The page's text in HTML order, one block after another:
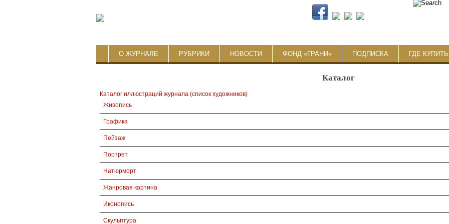
О ЖУРНАЛЕ РУБРИКИ НОВОСТИ ФОНД «ГРАНИ» ПОДПИСКА ГДЕ
Каталог
Каталог иллюстраций журнала (список художников)
Живопись
Графика
Пейзаж
Портрет
Натюрморт
Жанровая картина
Иконопись
Скульптура